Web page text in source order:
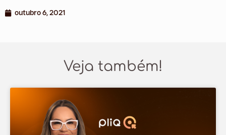
outubro 6, 2021
Veja também!